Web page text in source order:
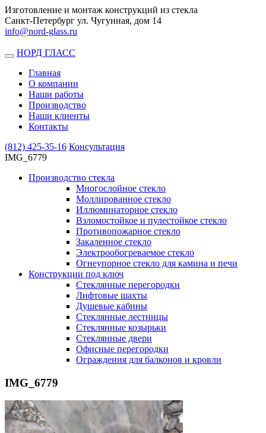
Изготовление и монтаж конструкций из стекла
Санкт-Петербург ул. Чугунная, дом 14
info@nord-glass.ru
Toggle
navigation
НОРД ГЛАСС
Главная
О компании
Наши работы
Производство
Наши клиенты
Контакты
(812) 425-35-16 Консультация
IMG_6779
Производство стекла
Многослойное стекло
Моллированное стекло
Иллюминаторное стекло
Взломостойкое и пулестойкое стекло
Противопожарное стекло
Закаленное стекло
Электрообогреваемое стекло
Огнеупорное стекло для камина и печи
Конструкции под ключ
Стеклянные перегородки
Лифтовые шахты
Душевые кабины
Cтеклянные лестницы
Cтеклянные козырьки
Cтеклянные двери
Офисные перегородки
Ограждения для балконов и кровли
IMG_6779